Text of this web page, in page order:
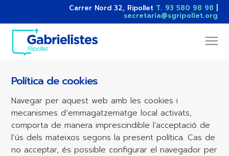
Carrer Nord 32, Ripollet T. 93 580 98 98
secretaria@sgripollet.org
Política de cookies
Navegar per aquest web amb les cookies i
mecanismes d’emmagatzematge local activats,
comporta de manera imprescindible l’acceptació de
l’ús dels mateixos segons la present política. Cas de
no acceptar, és possible configurar el navegador per